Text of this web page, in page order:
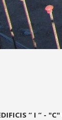
“ I “ - "C"